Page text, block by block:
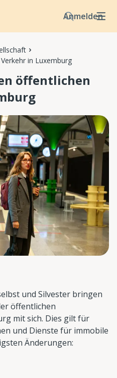
Anmelden
in Luxemburg
öffentlichen
und Silvester bringen
öffentlichen
mit sich. Dies gilt für
und Dienste für immobile
Änderungen: